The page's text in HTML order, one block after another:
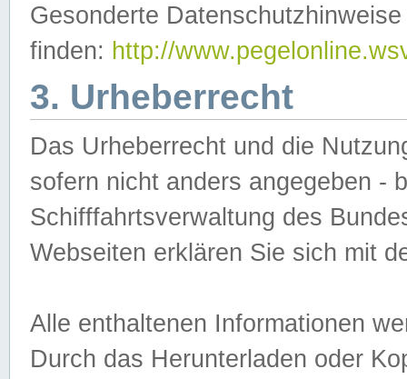
Gesonderte
finden: http://
3. Urheberrecht
Das Urheberrecht und die
sofern nicht anders angegeben -
Schifffahrtsverwaltung des
Webseiten erklären Sie sich mit
Alle enthaltenen Informationen
Durch das Herunterladen oder